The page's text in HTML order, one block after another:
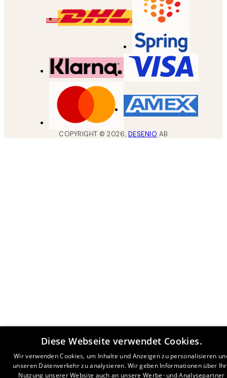
COPYRIGHT ©2026, DESENIO AB
Diese Webseite verwendet Cookies.
Wir verwenden Cookies, um Inhalte und Anzeigen zu personalisieren
unseren Datenverkehr zu analysieren. Wir geben Informationen über
Nutzung unserer Website auch an unsere Werbe- und Analysepartner